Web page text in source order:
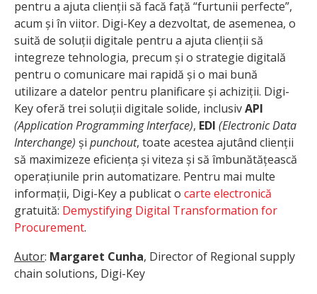
pentru a ajuta clienții să facă față “furtunii perfecte”,
acum și în viitor. Digi-Key a dezvoltat, de asemenea, o
suită de soluții digitale pentru a ajuta clienții să
integreze tehnologia, precum și o strategie digitală
pentru o comunicare mai rapidă și o mai bună
utilizare a datelor pentru planificare și achiziții. Digi-
Key oferă trei soluții digitale solide, inclusivAPI
(Application Programming Interface), EDI (Electronic Data
Interchange) și punchout, toate acestea ajutând clienții
să maximizeze eficiența și viteza și să îmbunătățească
operațiunile prin automatizare. Pentru mai multe
informații, Digi-Key a publicat o carte electronică
gratuită: Demystifying Digital Transformation for
Procurement.
Autor: Margaret Cunha, Director of Regional supply
chain solutions, Digi-Key